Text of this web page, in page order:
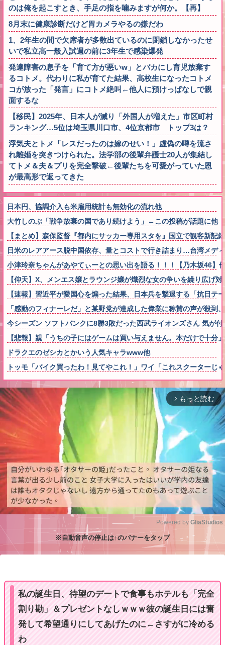
のは俺を起こすとき、手足の指を噛みますが何か。【再】
8月末に健康診断だけど胃カメラやるの嫌だわ
1、2年生の間で欠席者が多数出ているのに閉鎖しなかったせ
いで私立高一般入試週の前に3年生で感染爆発
発達障害の息子を「育て方が悪いw」とバカにし育児放棄す
るコトメ。代わりに私が育てた結果、高校生になったコトメ
コが放った「発言」にコトメ絶叫←他人に預けっぱなしで親
面するな
【移民】2025年、日本人が減り「外国人が増えた」市区町村
ランキング…5位は埼玉県川口市、4位京都市 トップ3は？
浮気夫とトメ「レスだったのは嫁のせい！」虚偽の噂を流さ
れ離婚を突きつけられた。法学部の後輩弁護士20人が集結し
てトメ＆夫＆プリを完全撃破←後輩たちを可愛がっていた恩
が最高形で返ってきた
日本円、協調介入も米雇用統計も無効化の流れ他
大竹しのぶ「戦争放棄の国であり続けよう」←この投稿が話題に他
【まとめ】森保監督『都内にサッカー専用スタを』国立で観客新記
日米のレアアース脱中国依存、量とコストで行き詰まり…台湾メデ
小津玲奈ちゃんがあやてぃーとの思い出を語る！！！【乃木坂46】
【仰天】X、メンエス嬢とラウンジ嬢が熾烈な女の争いを繰り広げ
【速報】習近平が愛国心を煽った結果、日本兵を撃退する「抗日
「感動のフィナーレだ」と某野党が達成した偉業に称賛の声が殺
今シーズン ソフトバンクに8勝3敗だった西武ライオンズさん 気が
【悲報】親「うちの子にはゲームは買い与えません。本だけで十分
ドラクエのゼシカとかいう人気キャラwww他
トッモ「バイク買ったわ！見てやこれ！」ワイ「これスクーターじ
arrow_forward_ios もっと読む
Powered by GliaStudios
※自動音声の停止は↑のバナーをタップ
私の誕生日、待望のデートで食事もホテルも「完全
割り勘」＆プレゼントなしｗｗｗ彼の誕生日には奮
発して希望通りにしてあげたのに←さすがに冷める
わ